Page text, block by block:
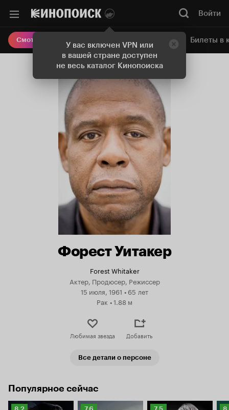
У вас включен VPN или
в вашей стране доступен
не весь каталог Кинопоиска
Войти
Смотреть кино Онлайн-кинотеатр Билеты в
Форест Уитакер
Forest Whitaker
Актер, Продюсер, Режиссер
15 июля, 1961 • 65 лет
Рак •1.88 м
Любимая звезда Добавить
Все детали о персоне
Популярное сейчас
Рейтинг
Рейтинг
Рейтинг